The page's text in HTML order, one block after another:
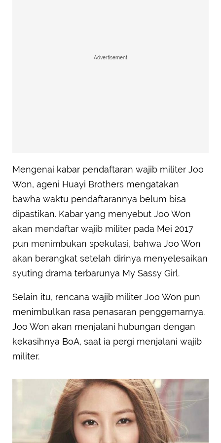
Advertisement
Mengenai kabar pendaftaran wajib militer Joo
Won, ageni Huayi Brothers mengatakan
bawha waktu pendaftarannya belum bisa
dipastikan. Kabar yang menyebut Joo Won
akan mendaftar wajib militer pada Mei 2017
pun menimbukan spekulasi, bahwa Joo Won
akan berangkat setelah dirinya menyelesaikan
syuting drama terbarunya My Sassy Girl.
Selain itu, rencana wajib militer Joo Won pun
menimbulkan rasa penasaran penggemarnya.
Joo Won akan menjalani hubungan dengan
kekasihnya BoA, saat ia pergi menjalani wajib
militer.